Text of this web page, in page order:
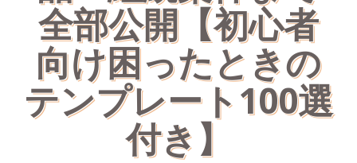
全部公開【初心者
向け困ったときの
テンプレート100選
付き】